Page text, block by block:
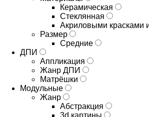
Керамическая
Стеклянная
Акриловыми красками
Размер
Средние
ДПИ
Аппликация
Жанр ДПИ
Матрёшки
Модульные
Жанр
Абстракция
3d картины